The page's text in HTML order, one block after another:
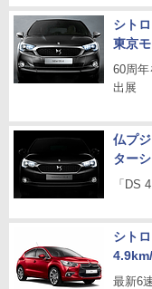
シト
東京
60周
出展
仏プ
ター
「DS
シト
最新6